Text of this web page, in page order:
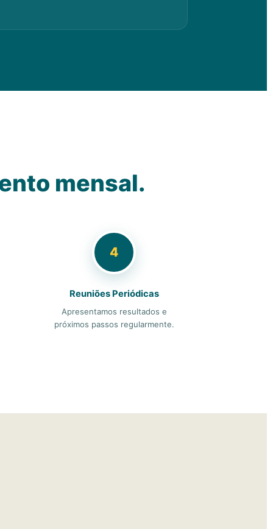
mensal.
4
Reuniões Periódicas
Apresentamos resultados e
próximos passos regularmente.